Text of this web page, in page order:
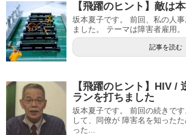
【飛躍のヒント】敵は
坂本夏子です。 前回、私の人
ました。 テーマは障害者雇用
記事を読む
【飛躍のヒント】HIV /
ランを打ちました
坂本夏子です。 前回の続きで
して、同僚が 障害名を知った
った...